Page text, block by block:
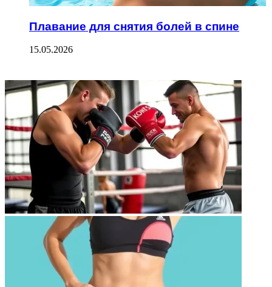
Плавание для снятия болей в спине
15.05.2026